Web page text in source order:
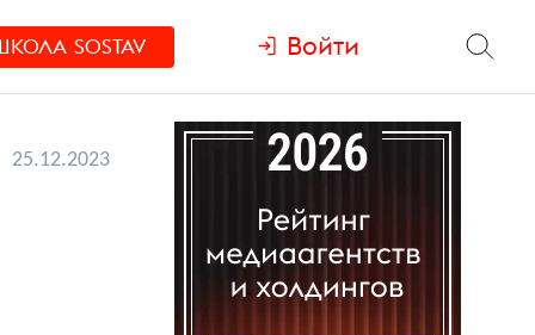
SOSTAV Войти
25.12.2023